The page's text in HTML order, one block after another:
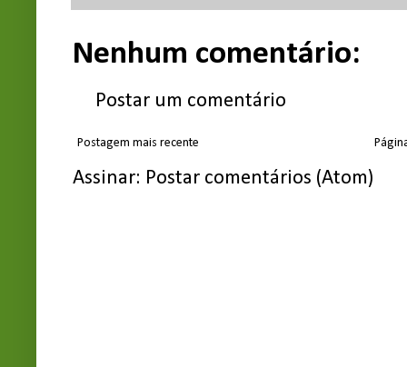
Nenhum comentário:
Postar um comentário
Postagem mais recente
Assinar: Postar comentários (Atom)